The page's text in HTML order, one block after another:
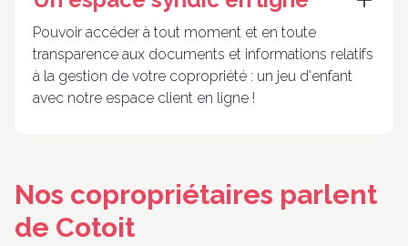
Pouvoir accéder à tout moment et en toute
transparence aux documents et informations relatifs
à la gestion de votre copropriété : un jeu d'enfant
avec notre espace client en ligne !
Nos copropriétaires parlent
de Cotoit